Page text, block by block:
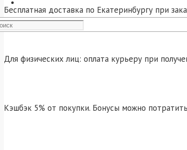
Бесплатная доставка по Екатеринбургу при
Для физических лиц: оплата курьеру при
Кэшбэк 5% от покупки. Бонусы можно